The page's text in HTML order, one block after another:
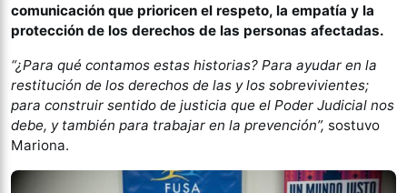
comunicación que prioricen el respeto, la empatía y la
protección de los derechos de las personas afectadas.
“¿Para qué contamos estas historias? Para ayudar en la
restitución de los derechos de las y los sobrevivientes;
para construir sentido de justicia que el Poder Judicial nos
debe, y también para trabajar en la prevención”, sostuvo
Mariona.